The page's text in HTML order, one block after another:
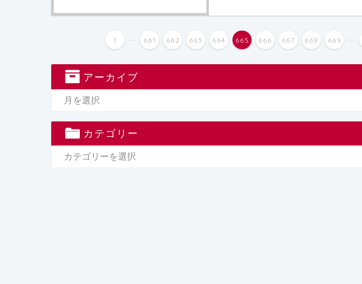
1 ... 661 662 663 664 665 666 667 668 669 ...
アーカイブ
カテゴリー